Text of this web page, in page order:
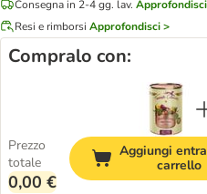
Consegna in 2-4 gg. lav.
Resi e rimborsi Approfondisci >
Compralo con:
Prezzo
totale
0,00 €
Aggiungi
carrello